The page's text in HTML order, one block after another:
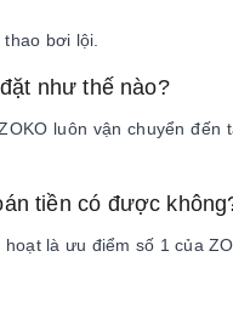
bơi lội.
như thế nào?
luôn vận chuyển
tiền có được
là ưu điểm số 1 của